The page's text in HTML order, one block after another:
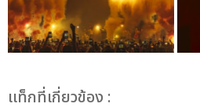
เเท็กที่เกี่ยวข้อง :